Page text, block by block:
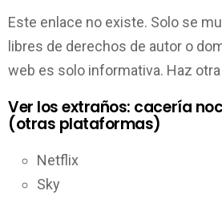
Este enlace no existe. Solo se
libres de derechos de autor o
web es solo informativa. Haz
Ver los extraños: cacería
(otras plataformas)
Netflix
Sky